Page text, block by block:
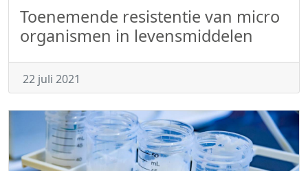
Toenemende resistentie van micro
organismen in levensmiddelen
22 juli 2021